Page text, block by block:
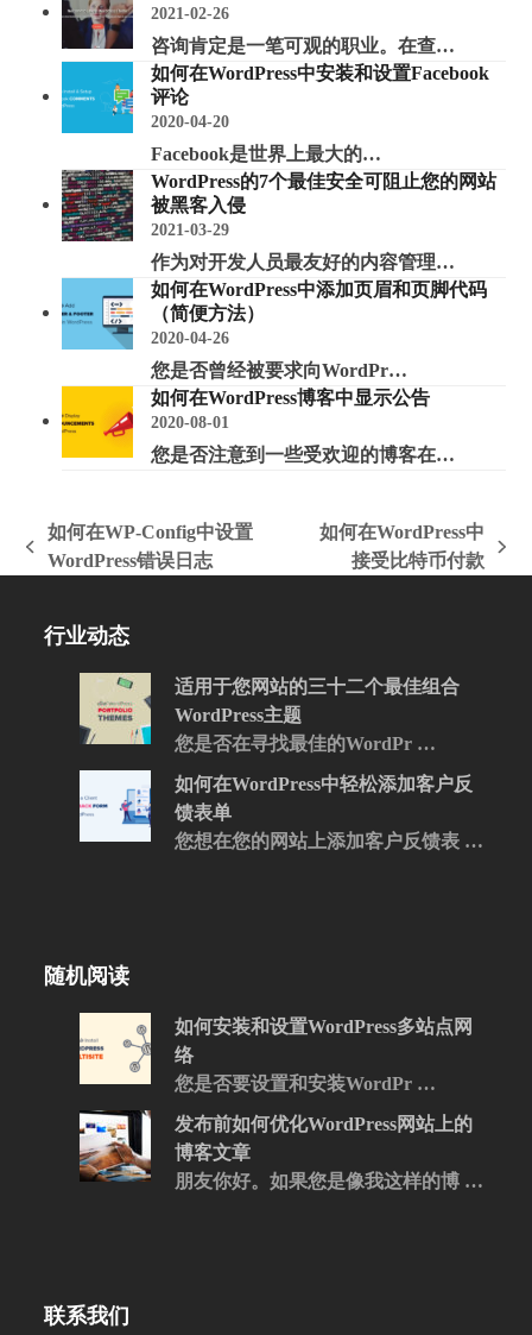
2021-02-26
咨询肯定是一笔可观的职业。在查…
如何在WordPress中安装和设置Facebook
评论
2020-04-20
Facebook是世界上最大的…
WordPress的7个最佳安全可阻止您的网站
被黑客入侵
2021-03-29
作为对开发人员最友好的内容管理…
如何在WordPress中添加页眉和页脚代码
（简便方法）
2020-04-26
您是否曾经被要求向WordPr…
如何在WordPress博客中显示公告
2020-08-01
您是否注意到一些受欢迎的博客在…
上
文
如何在WP-Config中设置
WordPress错误日志
章:
如何在WordPress中
接受比特币付款
行业动态
适用于您网站的三十二个最佳组合
WordPress主题
您是否在寻找最佳的WordPr …
如何在WordPress中轻松添加客户反
馈表单
您想在您的网站上添加客户反馈表 …
随机阅读
如何安装和设置WordPress多站点网
络
您是否要设置和安装WordPr …
发布前如何优化WordPress网站上的
博客文章
朋友你好。如果您是像我这样的博 …
联系我们